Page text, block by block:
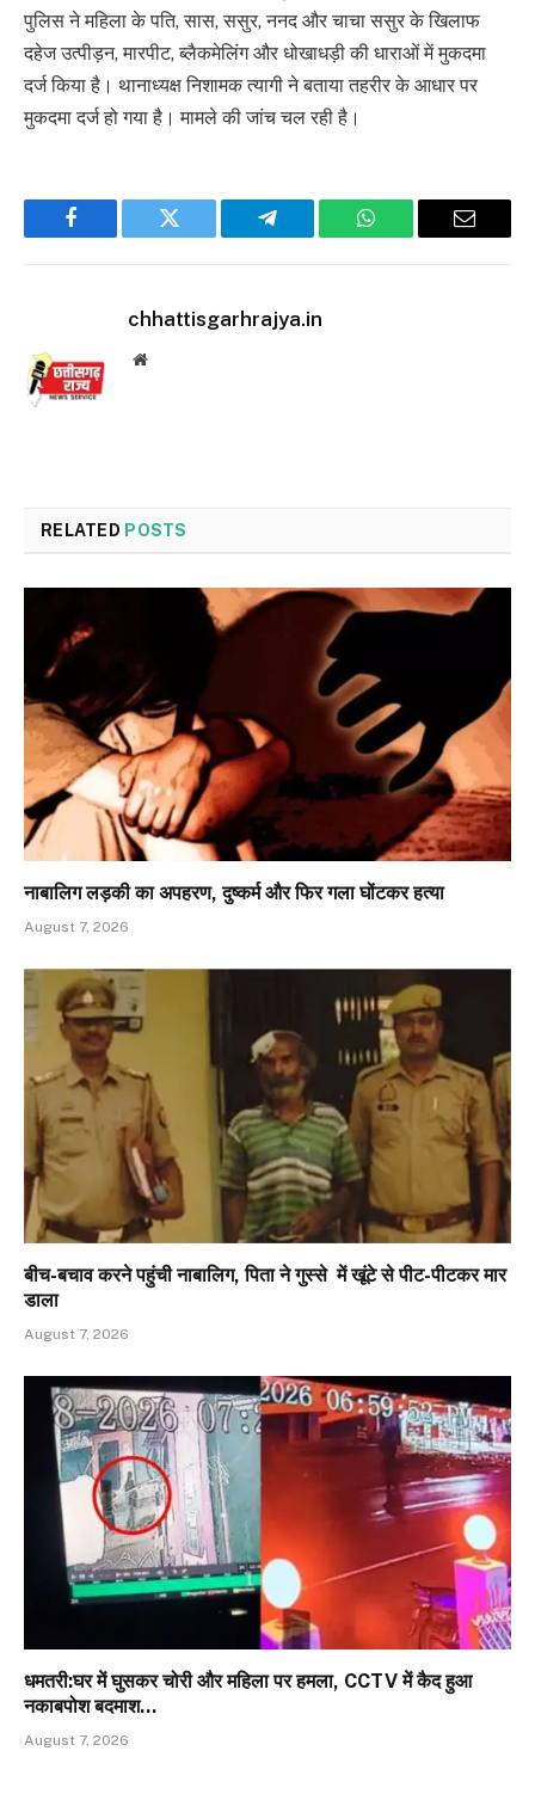
पुलिस ने महिला के पति, सास, ससुर, ननद और चाचा ससुर के खिलाफ
दहेज उत्पीड़न, मारपीट, ब्लैकमेलिंग और धोखाधड़ी की धाराओं में मुकदमा
दर्ज किया है। थानाध्यक्ष निशामक त्यागी ने बताया तहरीर के आधार पर
मुकदमा दर्ज हो गया है। मामले की जांच चल रही है।
Facebook Twitter Telegram WhatsApp Email
chhattisgarhrajya.in
Website
RELATED POSTS
नाबालिग लड़की का अपहरण, दुष्कर्म और फिर गला घोंटकर हत्या
August 7, 2026
बीच-बचाव करने पहुंची नाबालिग, पिता ने गुस्से में खूंटे से पीट-पीटकर मार
डाला
August 7, 2026
धमतरी:घर में घुसकर चोरी और महिला पर हमला, CCTV में कैद हुआ
नकाबपोश बदमाश…
August 7, 2026